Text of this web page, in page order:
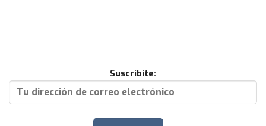
Suscribite: